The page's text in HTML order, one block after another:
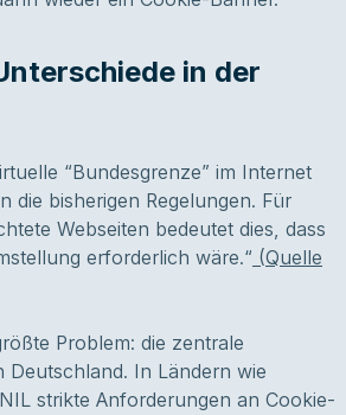
in der
“Bundesgrenze” im Internet
die bisherigen Regelungen. Für
Webseiten bedeutet dies, dass
erforderlich wäre.“ (Quelle
Problem: die zentrale
Deutschland. In Ländern wie
strikte Anforderungen an Cookie-